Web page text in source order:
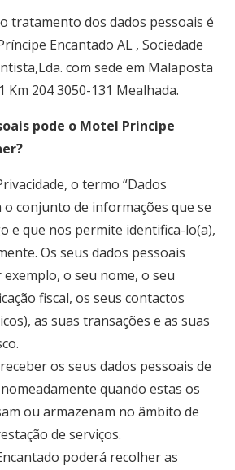
tratamento dos dados pessoais é
Encantado AL , Sociedade
com sede em Malaposta
Km 204 3050-131 Mealhada.
pode o Motel Principe
o termo “Dados
o conjunto de informações que se
e que nos permite identifica-lo(a),
Os seus dados pessoais
o seu nome, o seu
fiscal, os seus contactos
as suas transações e as suas
os seus dados pessoais de
quando estas os
ou armazenam no âmbito de
de serviços.
poderá recolher as